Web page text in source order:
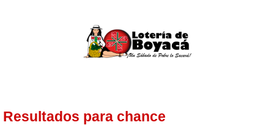
Resultados para chance